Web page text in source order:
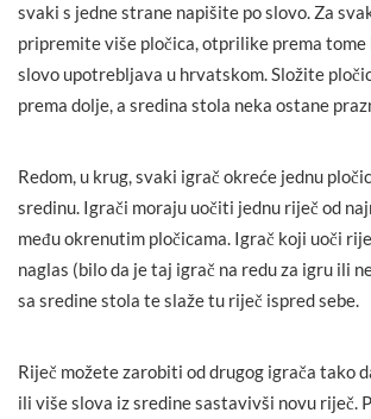
svaki s jedne strane napišite po slovo. Za
pripremite više pločica, otprilike prema
slovo upotrebljava u hrvatskom. Složite
prema dolje, a sredina stola neka ostane
Redom, u krug, svaki igrač okreće jednu
sredinu. Igrači moraju uočiti jednu riječ od
među okrenutim pločicama. Igrač koji uoči
naglas (bilo da je taj igrač na redu za igru ili
sa sredine stola te slaže tu riječ ispred sebe.
Riječ možete zarobiti od drugog igrača tako
ili više slova iz sredine sastavivši novu riječ.